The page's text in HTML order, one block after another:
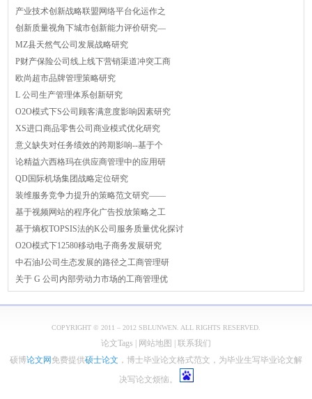
产业技术创新战略联盟网络平台化运作之
创新质量视角下城市创新能力评价研究—
MZ县天然气公司发展战略研究
P财产保险公司线上线下营销渠道冲突工商
欧尚超市品牌管理策略研究
L 公司生产管理体系创新研究
O2O模式下S公司顾客满意度影响因素研究
XS进口商品零售公司商业模式优化研究
意义缺失对任务绩效的跨期影响--基于个
论精益六西格玛在供应商管理中的应用研
QD国际机场集团战略定位研究
装维服务竞争力提升的策略范文研究——
基于视频网站的程序化广告投放策略之工
基于熵权TOPSIS法的K公司服务质量优化探讨
O2O模式下12580移动电子商务发展研究
中石油J公司生态发展的路径之工商管理研
关于 G 公司内部劳动力市场的工商管理优
COPYRIGHT © 2011 – 2012 SBLUNWEN. ALL RIGHTS RESERVED.
论文Tags | 网站地图 | 联系我们
硕博论文网免费提供硕士论文 ，博士毕业论文格式范文，为毕业生写毕业论文解
决写论文烦恼。